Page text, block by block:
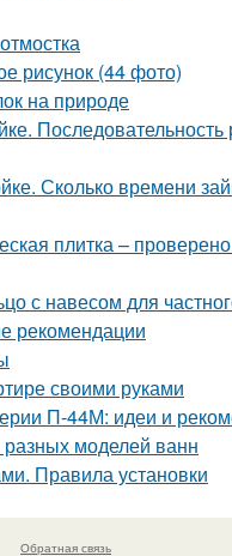
рисунок (44 фото)
на природе
Сколько времени
плитка –
с навесом для
рекомендации
своими руками
П-44М: идеи и
моделей ванн
Правила установки
Обратная связь